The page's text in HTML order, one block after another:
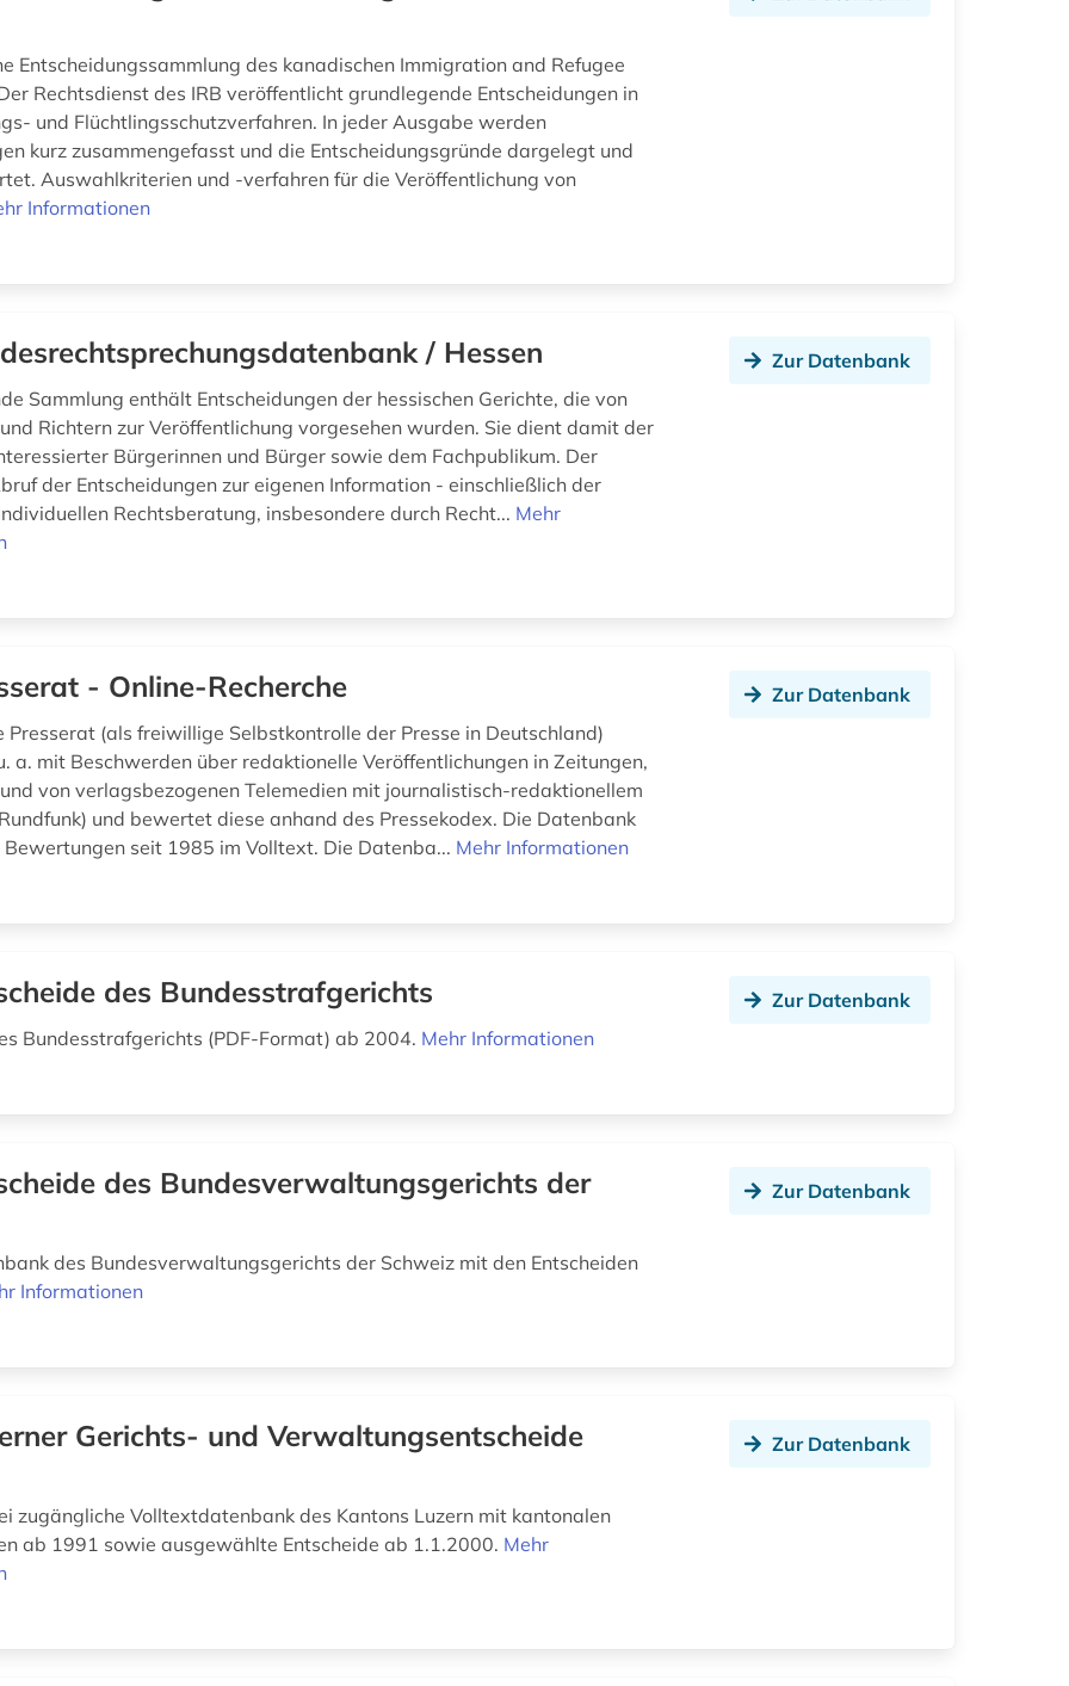
Entscheidungssammlung des kanadischen Immigration and Refugee
Rechtsdienst des IRB veröffentlicht grundlegende Entscheidungen in
und Flüchtlingsschutzverfahren. In jeder Ausgabe werden
kurz zusammengefasst und die Entscheidungsgründe dargelegt und
Auswahlkriterien und -verfahren für die Veröffentlichung von
Informationen
/ Hessen
Sammlung enthält Entscheidungen der hessischen Gerichte, die von
Richtern zur Veröffentlichung vorgesehen wurden. Sie dient damit der
Bürgerinnen und Bürger sowie dem Fachpublikum. Der
der Entscheidungen zur eigenen Information - einschließlich der
Rechtsberatung, insbesondere durch Recht... Mehr
Zur Datenbank
- Online-Recherche
Presserat (als freiwillige Selbstkontrolle der Presse in Deutschland)
a. mit Beschwerden über redaktionelle Veröffentlichungen in Zeitungen,
von verlagsbezogenen Telemedien mit journalistisch-redaktionellem
und bewertet diese anhand des Pressekodex. Die Datenbank
seit 1985 im Volltext. Die Datenba... Mehr Informationen
Zur Datenbank
des Bundesstrafgerichts
Bundesstrafgerichts (PDF-Format) ab 2004. Mehr Informationen
Zur Datenbank
des Bundesverwaltungsgerichts der
des Bundesverwaltungsgerichts der Schweiz mit den Entscheiden
Informationen
Zur Datenbank
Gerichts- und Verwaltungsentscheide
zugängliche Volltextdatenbank des Kantons Luzern mit kantonalen
ab 1991 sowie ausgewählte Entscheide ab 1.1.2000. Mehr
Zur Datenbank